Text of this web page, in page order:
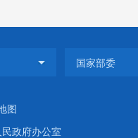
图
民政府办公室